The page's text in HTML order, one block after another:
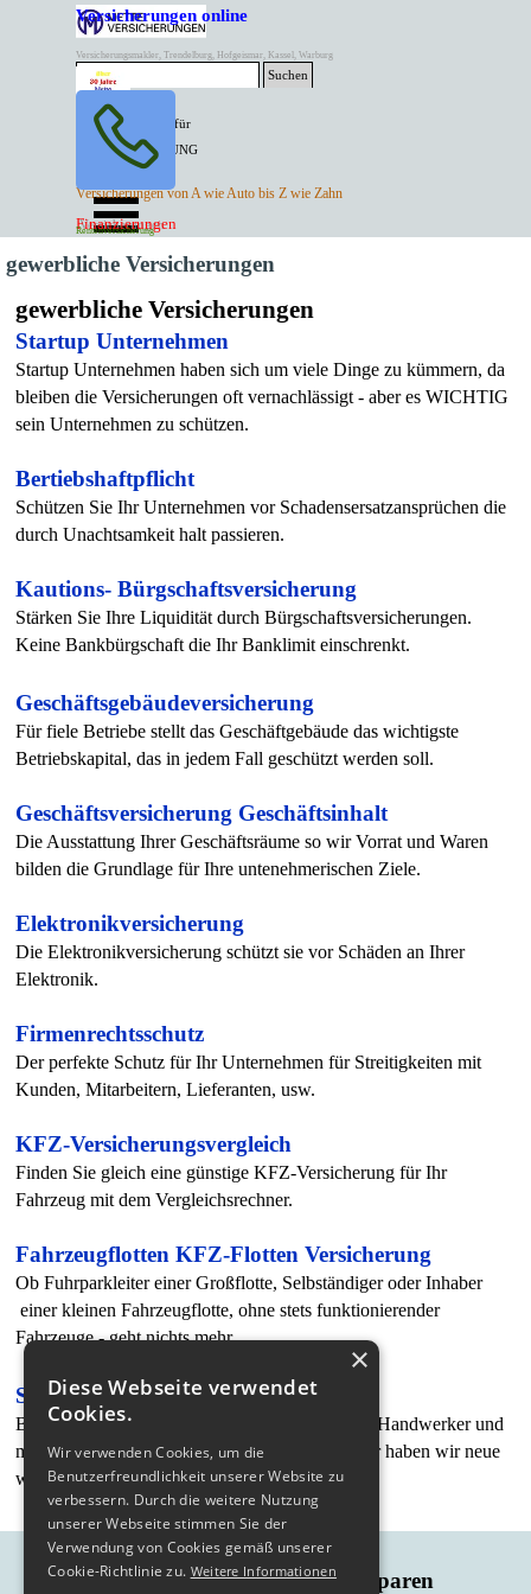
Direkt zum Seiteninhalt
Versicherungen online
Versicherungsmakler, Trendelburg, Hofgeismar, Kassel, Warburg
BESTER PREIS für
SPITZEN LEISTUNG
ANGEBOTE
Versicherungen von A wie Auto bis Z wie Zahn
Kontakt Tel. 05671/7799991
Mette Versicherungen
Suchen
Versicherungen
Finanzierungen
Rentenversicherung
Menü überspringen
gewerbliche Versicherungen
gewerbliche Versicherungen
Startup Unternehmen
Startup Unternehmen haben sich um viele Dinge zu kümmern, da
bleiben die Versicherungen oft vernachlässigt - aber es WICHTIG
sein Unternehmen zu schützen.
Bertiebshaftpflicht
Schützen Sie Ihr Unternehmen vor Schadensersatzansprüchen die
durch Unachtsamkeit halt passieren.
Kautions- Bürgschaftsversicherung
Stärken Sie Ihre Liquidität durch Bürgschaftsversicherungen.
Keine Bankbürgschaft die Ihr Banklimit einschrenkt.
Geschäftsgebäudeversicherung
Für fiele Betriebe stellt das Geschäftgebäude das wichtigste
Betriebskapital, das in jedem Fall geschützt werden soll.
Geschäftsversicherung Geschäftsinhalt
Die Ausstattung Ihrer Geschäftsräume so wir Vorrat und Waren
bilden die Grundlage für Ihre untenehmerischen Ziele.
Elektronikversicherung
Die Elektronikversicherung schützt sie vor Schäden an Ihrer
Elektronik.
Firmenrechtsschutz
Der perfekte Schutz für Ihr Unternehmen für Streitigkeiten mit
Kunden, Mitarbeitern, Lieferanten, usw.
KFZ-Versicherungsvergleich
Finden Sie gleich eine günstige KFZ-Versicherung für Ihr
Fahrzeug mit dem Vergleichsrechner.
Fahrzeugflotten KFZ-Flotten Versicherung
Ob Fuhrparkleiter einer Großflotte, Selbständiger oder Inhaber
einer kleinen Fahrzeugflotte, ohne stets funktionierender
Fahrzeuge - geht nichts mehr.
Spezialkonzepte für Handwerker
Berufsunfähigkeitsversicherungen sind für viele Handwerker und
mitarbeiter der Baubranche kaum möglich, daher haben wir neue
wege beschritten.
Mette Versicherungsmakler,
Versicherungen, Darlehn, Bausparen
×
Diese Webseite verwendet
Cookies.
Wir verwenden Cookies, um die
Benutzerfreundlichkeit unserer Website zu
verbessern. Durch die weitere Nutzung
unserer Webseite stimmen Sie der
Verwendung von Cookies gemäß unserer
Cookie-Richtlinie zu. Weitere Informationen